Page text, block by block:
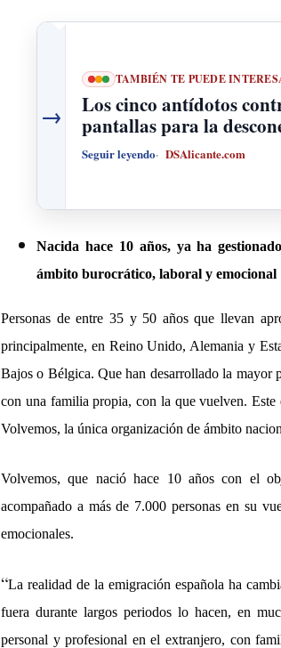
→
TAMBIÉN TE PUEDE
Los cinco antídotos
pantallas para la
Seguir leyendo DSAlicante.com
Nacida hace 10 años, ya ha
ámbito burocrático, laboral y emocional
Personas de entre 35 y 50 años que llevan
principalmente, en Reino Unido, Alemania y
Bajos o Bélgica. Que han desarrollado la mayor
con una familia propia, con la que vuelven.
Volvemos, la única organización de ámbito
Volvemos, que nacióhace 10 años con el
acompañado a más de 7.000 personas en su
emocionales.
“La realidad de la emigración española ha
fuera durante largos periodos lo hacen, en
personal y profesional en el extranjero, con